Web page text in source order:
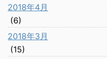
2018年4月
(6)
2018年3月
(15)